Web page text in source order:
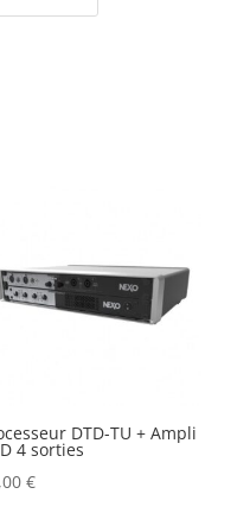
DTD-TU + Ampli
4 sorties
€